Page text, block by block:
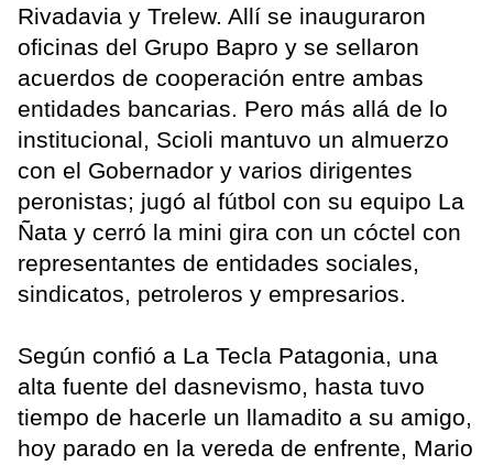
Rivadavia y Trelew. Allí se inauguraron
oficinas del Grupo Bapro y se sellaron
acuerdos de cooperación entre ambas
entidades bancarias. Pero más allá de lo
institucional, Scioli mantuvo un almuerzo
con el Gobernador y varios dirigentes
peronistas; jugó al fútbol con su equipo La
Ñata y cerró la mini gira con un cóctel con
representantes de entidades sociales,
sindicatos, petroleros y empresarios.
Según confió a La Tecla Patagonia, una
alta fuente del dasnevismo, hasta tuvo
tiempo de hacerle un llamadito a su amigo,
hoy parado en la vereda de enfrente, Mario